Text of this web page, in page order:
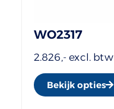
WO2317
2.826,- excl. btw
Bekijk opties